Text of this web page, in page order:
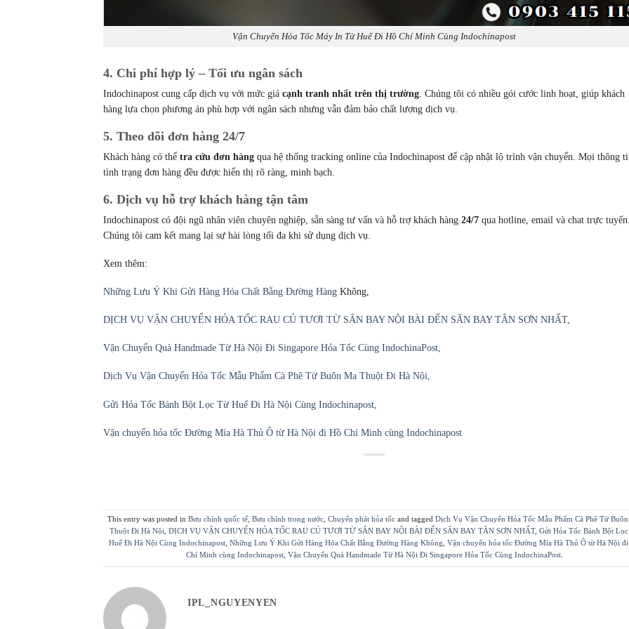
Vận Chuyển Hỏa Tốc Máy In Từ Huế Đi Hồ Chí Minh Cùng Indochinapost
4. Chi phí hợp lý – Tối ưu ngân sách
Indochinapost cung cấp dịch vụ với mức giá cạnh tranh nhất trên thị trường . Chúng tôi có nhiều gói cước linh hoạt, giúp khách
hàng lựa chọn phương án phù hợp với ngân sách nhưng vẫn đảm bảo chất lượng dịch vụ.
5. Theo dõi đơn hàng 24/7
Khách hàng có thể tra cứu đơn hàng qua hệ thống tracking online của Indochinapost để cập nhật lộ trình vận chuyển. Mọi thông
tình trạng đơn hàng đều được hiển thị rõ ràng, minh bạch.
6. Dịch vụ hỗ trợ khách hàng tận tâm
Indochinapost có đội ngũ nhân viên chuyên nghiệp, sẵn sàng tư vấn và hỗ trợ khách hàng 24/7 qua hotline, email và chat trực tuyến.
Chúng tôi cam kết mang lại sự hài lòng tối đa khi sử dụng dịch vụ.
Xem thêm:
Những Lưu Ý Khi Gửi Hàng Hóa Chất Bằng Đường Hàng Không,
DỊCH VỤ VẬN CHUYỂN HỎA TỐC RAU CỦ TƯƠI TỪ SÂN BAY NỘI BÀI ĐẾN SÂN BAY TÂN SƠN NHẤT,
Vận Chuyển Quà Handmade Từ Hà Nội Đi Singapore Hỏa Tốc Cùng IndochinaPost,
Dịch Vụ Vận Chuyển Hỏa Tốc Mẫu Phẩm Cà Phê Từ Buôn Ma Thuột Đi Hà Nội,
Gửi Hỏa Tốc Bánh Bột Lọc Từ Huế Đi Hà Nội Cùng Indochinapost,
Vận chuyển hỏa tốc Đường Mía Hà Thủ Ô từ Hà Nội đi Hồ Chí Minh cùng Indochinapost
This entry was posted inBưu chính quốc tế ,Bưu chính trong nước ,Chuyển phát hỏa tốc and taggedDịch Vụ Vận Chuyển Hỏa Tốc Mẫu Phẩm Cà Phê Từ
Thuột Đi Hà Nội DỊCH VỤ VẬN CHUYỂN HỎA TỐC RAU CỦ TƯƠI TỪ SÂN BAY NỘI BÀI ĐẾN SÂN BAY TÂN SƠN NHẤT, Gửi Hỏa Tốc Bánh Bột
Huế Đi Hà Nội Cùng Indochinapost, Những Lưu Ý Khi Gửi Hàng Hóa Chất Bằng Đường Hàng Không Vận chuyển hỏa tốc Đường Mía Hà Thủ Ô từ Hà Nội
Chí Minh cùng Indochinapost, Vận Chuyển Quà Handmade Từ Hà Nội Đi Singapore Hỏa Tốc Cùng IndochinaPost.
IPL_NGUYENYEN